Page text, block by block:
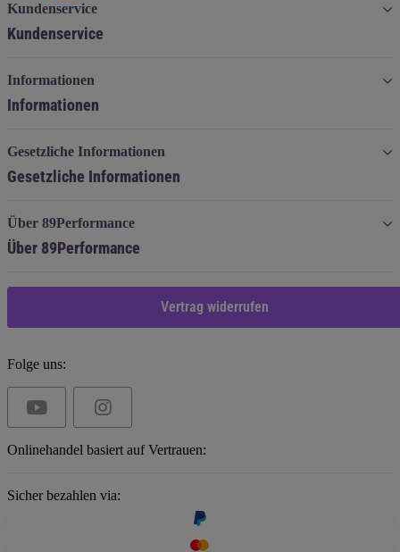
Kundenservice
Kundenservice
Informationen
Informationen
Gesetzliche Informationen
Gesetzliche Informationen
Über 89Performance
Über 89Performance
Vertrag widerrufen
Folge uns:
Onlinehandel basiert auf Vertrauen:
Sicher bezahlen via: